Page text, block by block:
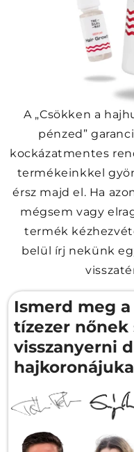
A „Csökken a
pénzed”
kockázatmentes
termékeinkkel
érsz majd el. Ha
mégsem vagy
termék
belül írj nekünk
Ismerd meg
tízezer
visszanyerni